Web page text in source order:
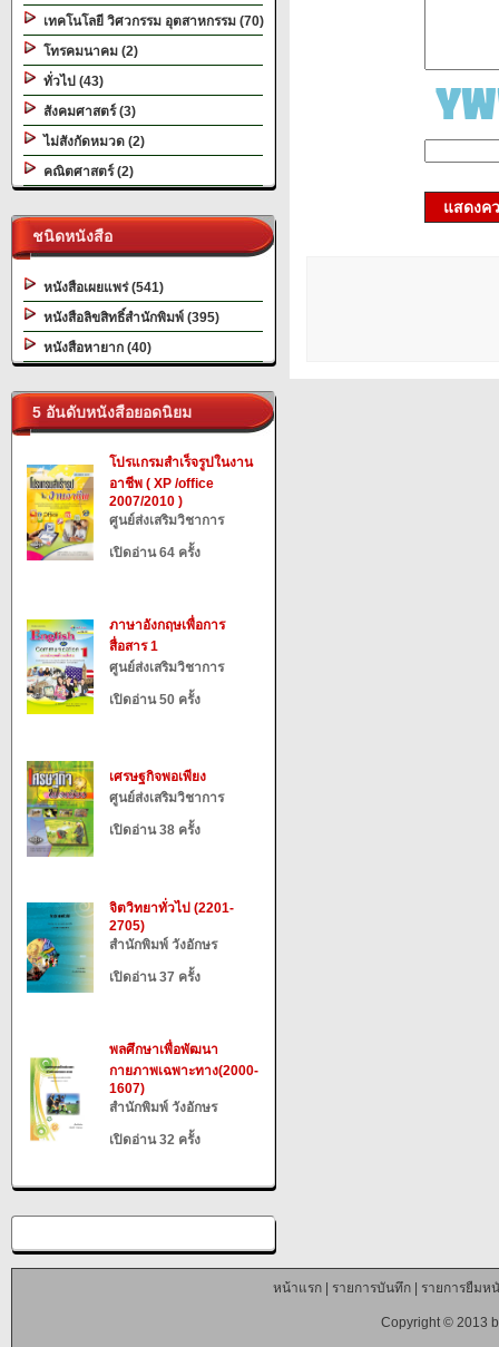
เทคโนโลยี วิศวกรรม อุตสาหกรรม (70)
โทรคมนาคม (2)
ทั่วไป (43)
สังคมศาสตร์ (3)
ไม่สังกัดหมวด (2)
คณิตศาสตร์ (2)
ชนิดหนังสือ
หนังสือเผยแพร่ (541)
หนังสือลิขสิทธิ์สำนักพิมพ์ (395)
หนังสือหายาก (40)
5 อันดับหนังสือยอดนิยม
โปรแกรมสำเร็จรูปในงาน
อาชีพ ( XP /office
2007/2010 )
ศูนย์ส่งเสริมวิชาการ
เปิดอ่าน 64 ครั้ง
ภาษาอังกฤษเพื่อการ
สื่อสาร 1
ศูนย์ส่งเสริมวิชาการ
เปิดอ่าน 50 ครั้ง
เศรษฐกิจพอเพียง
ศูนย์ส่งเสริมวิชาการ
เปิดอ่าน 38 ครั้ง
จิตวิทยาทั่วไป (2201-
2705)
สำนักพิมพ์ วังอักษร
เปิดอ่าน 37 ครั้ง
พลศึกษาเพื่อพัฒนา
กายภาพเฉพาะทาง(2000-
1607)
สำนักพิมพ์ วังอักษร
เปิดอ่าน 32 ครั้ง
แสดงค
หน้าแรก| รายการบันทึก| รายการยืมห
Copyright © 2013